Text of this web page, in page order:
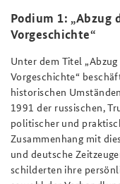
Podium 1: „Abzug
Vorgeschichte“
Unter dem Titel
Vorgeschichte“
historischen
1991 der russischen,
politischer und
Zusammenhang mit
und deutsche
schilderten ihre